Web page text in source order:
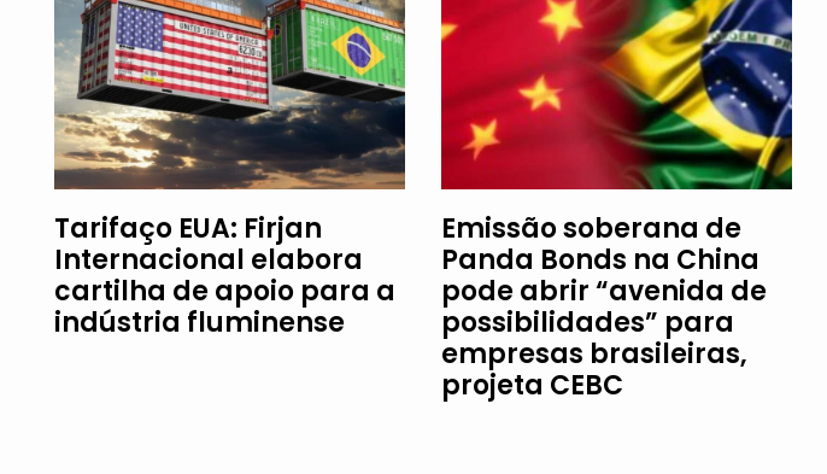
Tarifaço EUA: Firjan
Internacional elabora
cartilha de apoio para a
indústria fluminense
Emissão soberana de
Panda Bonds na China
pode abrir “avenida de
possibilidades” para
empresas brasileiras,
projeta CEBC